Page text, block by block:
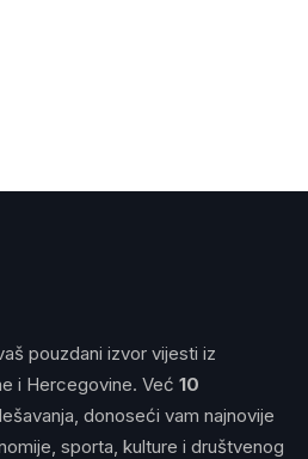
vaš pouzdani izvor vijesti iz
i Hercegovine. Već 10
donoseći vam najnovije
sporta, kulture i društvenog